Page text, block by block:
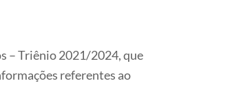
– Triênio 2021/2024, que
referentes ao